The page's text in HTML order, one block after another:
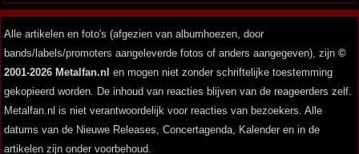
Alle artikelen en foto's (afgezien van albumhoezen, door
bands/labels/promoters aangeleverde fotos of anders aangegeven), zijn ©
2001-2026 Metalfan.nl en mogen niet zonder schriftelijke toestemming
gekopieerd worden. De inhoud van reacties blijven van de reageerders zelf.
Metalfan.nl is niet verantwoordelijk voor reacties van bezoekers. Alle
datums van de Nieuwe Releases, Concertagenda, Kalender en in de
artikelen zijn onder voorbehoud.